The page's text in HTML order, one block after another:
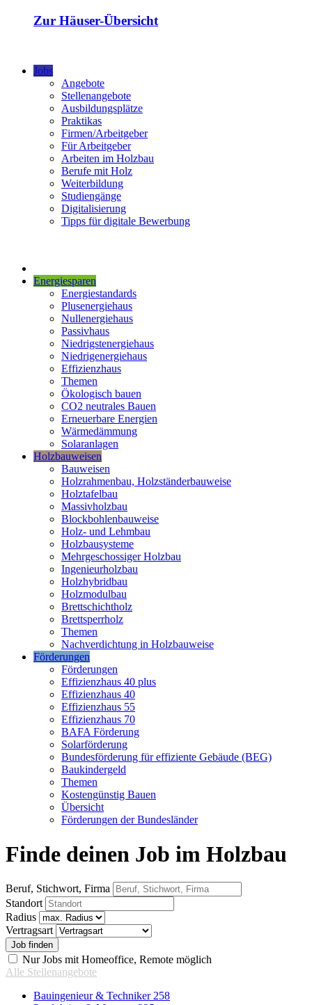
Zur Häuser-Übersicht
Jobs
Angebote
Stellenangebote
Ausbildungsplätze
Praktikas
Firmen/Arbeitgeber
Für Arbeitgeber
Arbeiten im Holzbau
Berufe mit Holz
Weiterbildung
Studiengänge
Digitalisierung
Tipps für digitale Bewerbung
Energiesparen
Energiestandards
Plusenergiehaus
Nullenergiehaus
Passivhaus
Niedrigstenergiehaus
Niedrigenergiehaus
Effizienzhaus
Themen
Ökologisch bauen
CO2 neutrales Bauen
Erneuerbare Energien
Wärmedämmung
Solaranlagen
Holzbauweisen
Bauweisen
Holzrahmenbau, Holzständerbauweise
Holztafelbau
Massivholzbau
Blockbohlenbauweise
Holz- und Lehmbau
Holzbausysteme
Mehrgeschossiger Holzbau
Ingenieurholzbau
Holzhybridbau
Holzmodulbau
Brettschichtholz
Brettsperrholz
Themen
Nachverdichtung in Holzbauweise
Förderungen
Förderungen
Effizienzhaus 40 plus
Effizienzhaus 40
Effizienzhaus 55
Effizienzhaus 70
BAFA Förderung
Solarförderung
Bundesförderung für effiziente Gebäude (BEG)
Baukindergeld
Themen
Kostengünstig Bauen
Übersicht
Förderungen der Bundesländer
Finde deinen Job im Holzbau
Beruf, Stichwort, Firma
Standort
Radius
Vertragsart
Nur Jobs mit Homeoffice, Remote möglich
Alle Stellenangebote
Bauingenieur & Techniker 258